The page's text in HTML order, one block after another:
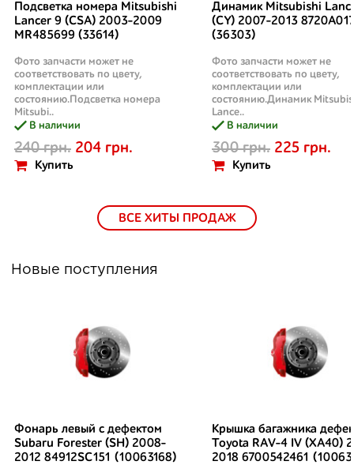
Подсветка номера Mitsubishi
Lancer 9 (CSA) 2003-2009
MR485699 (33614)
Фото запчасти может не
соответствовать по цвету,
комплектации или
состоянию.Подсветка номера
Mitsubi..
В наличии
240 грн. 204 грн.
Купить
Динамик Mitsubishi
(CY) 2007-2013
(36303)
Фото запчасти может не
соответствовать по цвету,
комплектации или
состоянию.Динамик
Lance..
В наличии
300 грн. 225 грн.
Купить
ВСЕ ХИТЫ ПРОДАЖ
Новые поступления
Фонарь левый с дефектом
Subaru Forester (SH) 2008-
2012 84912SC151 (10063168)
Крышка багажника
Toyota RAV-4 IV (XA40)
2018 6700542461